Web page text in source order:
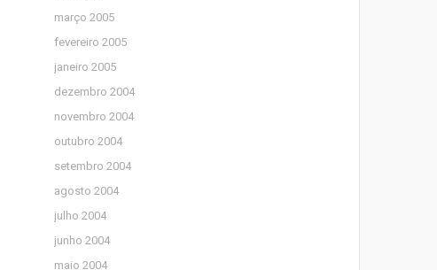
março 2005
fevereiro 2005
janeiro 2005
dezembro 2004
novembro 2004
outubro 2004
setembro 2004
agosto 2004
julho 2004
junho 2004
maio 2004